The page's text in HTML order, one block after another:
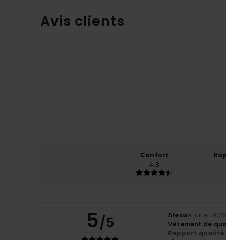
Avis clients
Confort
4.8
5/5 Alexis9 juillet 2026
Vêtement de
Rapport qualité